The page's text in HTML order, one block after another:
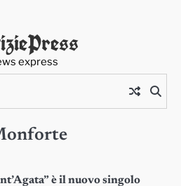
express
è il nuovo singolo